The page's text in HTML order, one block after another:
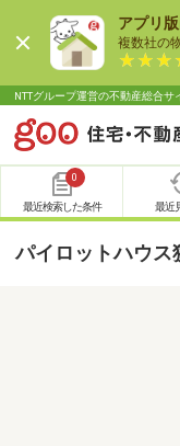
アプリ
複数社の
NTTグループ運営の不動産総合サ
0
最近検索した条件 最近
パイロットハウス